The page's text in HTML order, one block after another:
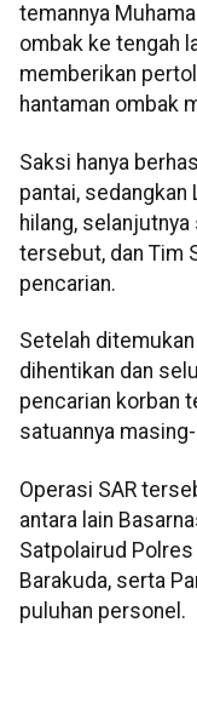
temannya
ombak ke tengah
memberikan
hantaman ombak
Saksi hanya
pantai,
hilang,
tersebut, dan Tim
pencarian.
Setelah
dihentikan dan
pencarian korban
satuannya
Operasi SAR
antara lain
Satpolairud Polres
Barakuda, serta
puluhan personel.